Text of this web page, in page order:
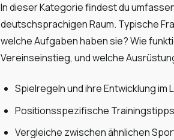
In dieser Kategorie findest du
deutschsprachigen Raum. Typische
welche Aufgaben haben sie? Wie
Vereinseinstieg, und welche
Spielregeln und ihre Entwicklung im
Positionsspezifische
Vergleiche zwischen ähnlichen